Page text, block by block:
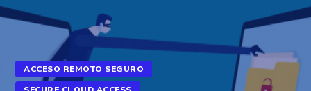
ACCESO REMOTO SEGURO